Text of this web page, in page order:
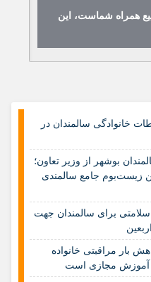
همراه شماست، این
خانوادگی سالمندان در
بوشهر از وزیر تعاون؛
زیست‌بوم جامع سالمندی
برای سالمندان جهت
بار مراقبتی خانواده
آموزش مجازی است